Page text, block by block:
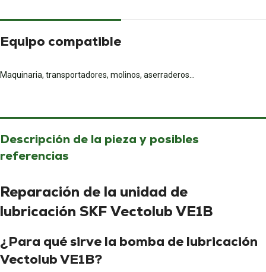
Equipo compatible
Maquinaria, transportadores, molinos, aserraderos...
Descripción de la pieza y posibles
referencias
Reparación de la unidad de
lubricación SKF Vectolub VE1B
¿Para qué sirve la bomba de lubricación
Vectolub VE1B?